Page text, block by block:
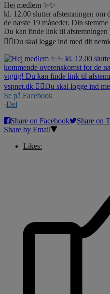
Hej medlem ✨✨
kl. 12.00 slutter afstemningen om
de næste 19 måneder. Din
Du kan finde link til afstemningen
☝🏼Du skal logge ind med dit
Se på Facebook
·Del
Share on Facebook
Share on
Share by Email
Likes: